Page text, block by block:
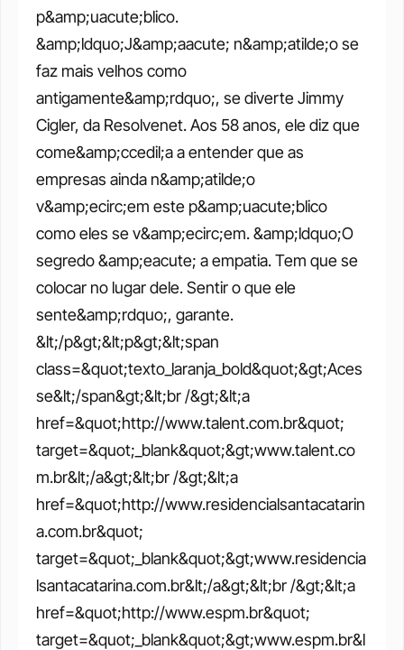
p&amp;uacute;blico.
&amp;ldquo;J&amp;aacute; n&amp;atilde;o se
faz mais velhos como
antigamente&amp;rdquo;, se diverte Jimmy
Cigler, da Resolvenet. Aos 58 anos, ele diz que
come&amp;ccedil;a a entender que as
empresas ainda n&amp;atilde;o
v&amp;ecirc;em este p&amp;uacute;blico
como eles se v&amp;ecirc;em. &amp;ldquo;O
segredo &amp;eacute; a empatia. Tem que se
colocar no lugar dele. Sentir o que ele
sente&amp;rdquo;, garante.
&lt;/p&gt;&lt;p&gt;&lt;span
class=&quot;texto_laranja_bold&quot;&gt;Aces
se&lt;/span&gt;&lt;br /&gt;&lt;a
href=&quot;http://www.talent.com.br&quot;
target=&quot;_blank&quot;&gt;www.talent.co
m.br&lt;/a&gt;&lt;br /&gt;&lt;a
href=&quot;http://www.residencialsantacatarin
a.com.br&quot;
target=&quot;_blank&quot;&gt;www.residencia
lsantacatarina.com.br&lt;/a&gt;&lt;br /&gt;&lt;a
href=&quot;http://www.espm.br&quot;
target=&quot;_blank&quot;&gt;www.espm.br&l